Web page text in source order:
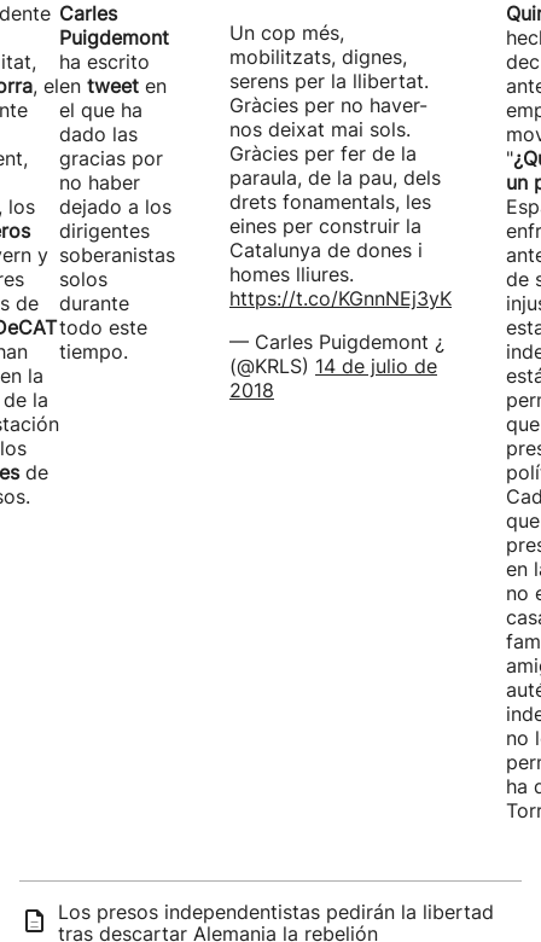
, el
los
y
de
la
la
de
Carles
Puigdemont
ha escrito
en tweet en
el que ha
dado las
gracias por
no haber
dejado a los
dirigentes
soberanistas
solos
durante
todo este
tiempo.
Un cop més,
mobilitzats, dignes,
serens per la llibertat.
Gràcies per no haver-
nos deixat mai sols.
Gràcies per fer de la
paraula, de la pau, dels
drets fonamentals, les
eines per construir la
Catalunya de dones i
homes lliures.
https://t.co/KGnnNEj3yK
— Carles Puigdemont ¿
(@KRLS) 14 de julio de
2018
"
un
de
en
no
no
ha
Los presos independentistas pedirán la libertad
tras descartar Alemania la rebelión